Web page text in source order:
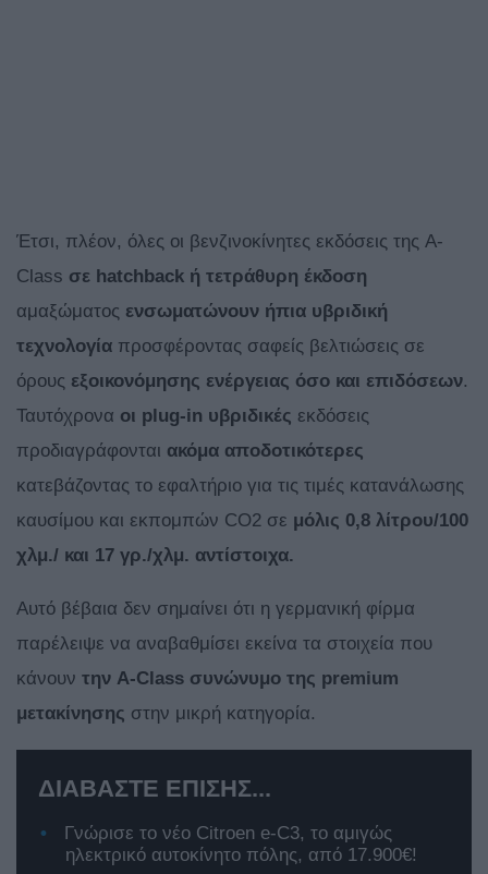
Έτσι, πλέον, όλες οι βενζινοκίνητες εκδόσεις της A-
Class σε hatchback ή τετράθυρη έκδοση
αμαξώματος ενσωματώνουν ήπια υβριδική
τεχνολογία προσφέροντας σαφείς βελτιώσεις σε
όρους εξοικονόμησης ενέργειας όσο και επιδόσεων.
Ταυτόχρονα οι plug-in υβριδικές εκδόσεις
προδιαγράφονται ακόμα αποδοτικότερες
κατεβάζοντας το εφαλτήριο για τις τιμές κατανάλωσης
καυσίμου και εκπομπών CO2 σε μόλις 0,8 λίτρου/100
χλμ./ και 17 γρ./χλμ. αντίστοιχα.
Αυτό βέβαια δεν σημαίνει ότι η γερμανική φίρμα
παρέλειψε να αναβαθμίσει εκείνα τα στοιχεία που
κάνουν την A-Class συνώνυμο της premium
μετακίνησης στην μικρή κατηγορία.
ΔΙΑΒΑΣΤΕ ΕΠΙΣΗΣ...
Γνώρισε το νέο Citroen e-C3, το αμιγώς
ηλεκτρικό αυτοκίνητο πόλης, από 17.900€!